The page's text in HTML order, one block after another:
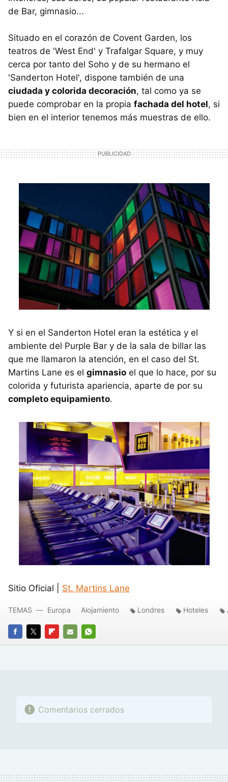
de Bar, gimnasio...
Situado en el corazón de Covent Garden, los
teatros de 'West End' y Trafalgar Square, y muy
cerca por tanto del Soho y de su hermano el
'Sanderton Hotel', dispone también de una
ciudada y colorida decoración, tal como ya se
puede comprobar en la propia fachada del hotel, si
bien en el interior tenemos más muestras de ello.
Y si en el Sanderton Hotel eran la estética y el
ambiente del Purple Bar y de la sala de billar las
que me llamaron la atención, en el caso del St.
Martins Lane es el gimnasio el que lo hace, por su
colorida y futurista apariencia, aparte de por su
completo equipamiento.
Sitio Oficial | St. Martins Lane
FACEBOOK
TWITTERFLIPBOARD
E-
WHATSAPP
TEMAS Europa Alojamiento Londres Hoteles
Comentarios cerrados